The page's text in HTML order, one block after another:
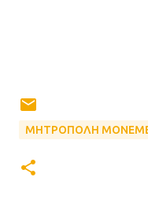
ΜΗΤΡΟΠΟΛΗ